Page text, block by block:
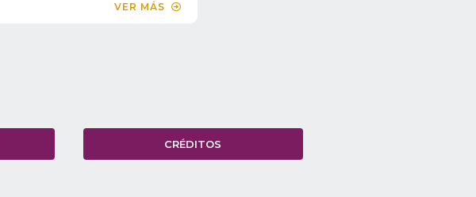
VER MÁS
CRÉDITOS